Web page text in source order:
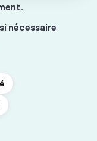
nécessaire